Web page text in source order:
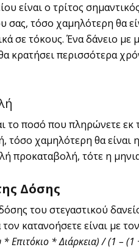
είναι ο τρίτος
σας, τόσο χαμηλότερη θα
σε τόκους. Ένα δάνειο με
κρατήσει περισσότερα
το ποσό που πληρώνετε
τόσο χαμηλότερη θα είναι
προκαταβολή, τότε η
Δόσης
του στεγαστικού
κατανοήσετε είναι με
Επιτόκιο * Διάρκεια) / (1 – (1